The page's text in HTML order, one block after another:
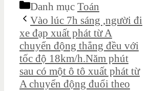
Danh mục Toán
Vào lúc 7h sáng ,người đi
xe đạp xuất phát từ A
chuyển động thẳng đều với
tốc độ 18km/h.Năm phút
sau có một ô tô xuất phát từ
A chuyển động đuổi theo